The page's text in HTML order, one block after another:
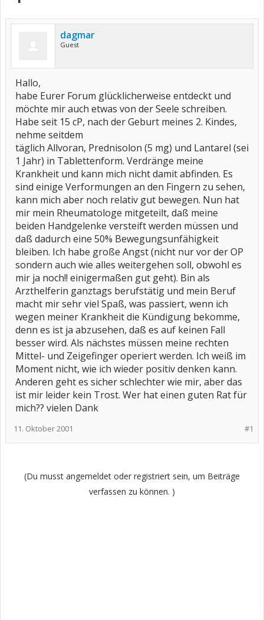
dagmar
Guest
Hallo,
habe Eurer Forum glücklicherweise entdeckt und
möchte mir auch etwas von der Seele schreiben.
Habe seit 15 cP, nach der Geburt meines 2. Kindes,
nehme seitdem
täglich Allvoran, Prednisolon (5 mg) und Lantarel (sei
1 Jahr) in Tablettenform. Verdränge meine
Krankheit und kann mich nicht damit abfinden. Es
sind einige Verformungen an den Fingern zu sehen,
kann mich aber noch relativ gut bewegen. Nun hat
mir mein Rheumatologe mitgeteilt, daß meine
beiden Handgelenke versteift werden müssen und
daß dadurch eine 50% Bewegungsunfähigkeit
bleiben. Ich habe große Angst (nicht nur vor der OP
sondern auch wie alles weitergehen soll, obwohl es
mir ja noch!! einigermaßen gut geht). Bin als
Arzthelferin ganztags berufstätig und mein Beruf
macht mir sehr viel Spaß, was passiert, wenn ich
wegen meiner Krankheit die Kündigung bekomme,
denn es ist ja abzusehen, daß es auf keinen Fall
besser wird. Als nächstes müssen meine rechten
Mittel- und Zeigefinger operiert werden. Ich weiß im
Moment nicht, wie ich wieder positiv denken kann.
Anderen geht es sicher schlechter wie mir, aber das
ist mir leider kein Trost. Wer hat einen guten Rat für
mich?? vielen Dank
#1
11. Oktober 2001
(Du musst angemeldet oder registriert sein, um Beiträge
verfassen zu können. )